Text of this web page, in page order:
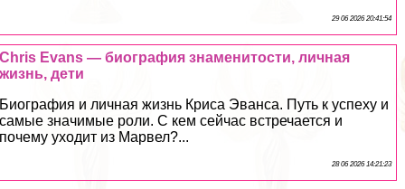
29 06 2026 20:41:54
Chris Evans — биография знаменитости, личная
жизнь, дети
Биография и личная жизнь Криса Эванса. Путь к успеху и
самые значимые роли. С кем сейчас встречается и
почему уходит из Марвел?...
28 06 2026 14:21:23